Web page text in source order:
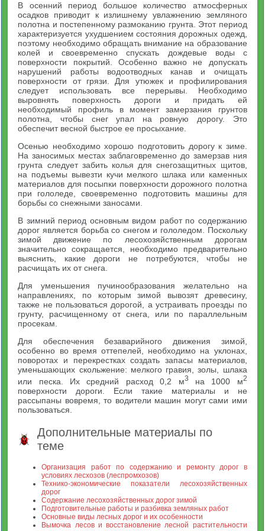
В осенний период большое количество атмосферных
осадков приводит к излишнему увлажнению земляного
полотна и постепенному размоканию грунта. Этот период
характеризуется ухудшением состояния дорожных одежд,
поэтому необходимо обращать внимание на образование
колей и своевременно спускать дождевые воды с
поверхности покрытий. Особенно важно не допускать
нарушений работы водоотводных канав и очищать
поверхности от грязи. Для утюжек и профилирования
следует использовать все перерывы. Необходимо
выровнять поверхность дороги и придать ей
необходимый профиль в момент замерзания грунтов
полотна, чтобы снег упал на ровную дорогу. Это
обеспечит весной быстрое ее просыхание.
Осенью необходимо хорошо подготовить дорогу к зиме.
На заносимых местах заблаговременно до замерзав ния
грунта следует забить колья для снегозащитных щитов,
на подъемы вывезти кучи мелкого шлака или каменных
материалов для посыпки поверхности дорожного полотна
при гололеде, своевременно подготовить машины для
борьбы со снежными заносами.
В зимний период основным видом работ по содержанию
дорог является борьба со снегом и гололедом. Поскольку
зимой движение по лесохозяйственным дорогам
значительно сокращается, необходимо предварительно
выяснить, какие дороги не потребуются, чтобы не
расчищать их от снега.
Для уменьшения пучинообразования желательно на
направлениях, по которым зимой вывозят древесину,
также не пользоваться дорогой, а устраивать проезды по
грунту, расчищенному от снега, или по параллельным
просекам.
Для обеспечения безаварийного движения зимой,
особенно во время оттепелей, необходимо на уклонах,
поворотах и перекрестках создать запасы материалов,
уменьшающих скольжение: мелкого гравия, золы, шлака
или песка. Их средний расход 0,2 м3 на 1000 м2
поверхности дороги. Если такие материалы и не
рассыпаны вовремя, то водители машин могут сами ими
пользоваться.
Дополнительные материалы по
теме
Организация работ по содержанию и ремонту дорог в
условиях лесхозов (леспромхозов)
Технико-экономические показатели лесохозяйственных
дорог
Содержание лесохозяйственных дорог зимой
Подготовительные работы и разбивка земляных работ
Основные виды лесных дорог и их особенности
Вымочка лесов и восстановление лесной растительности